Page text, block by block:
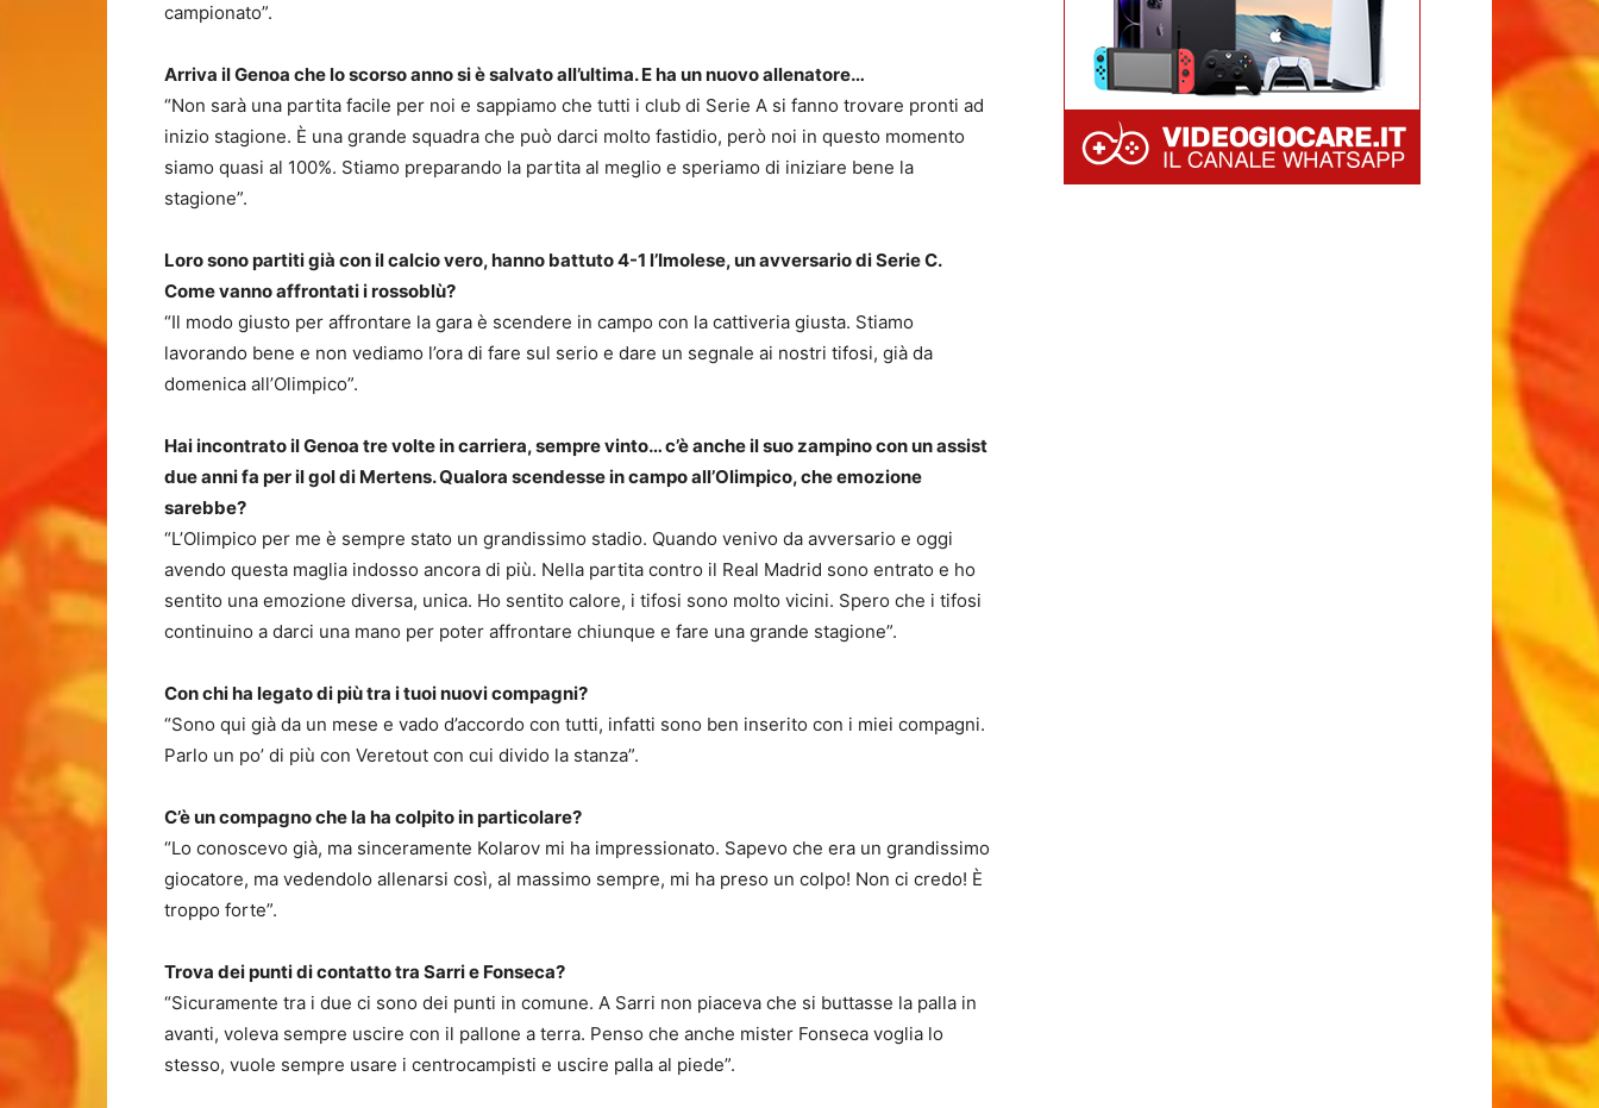
campionato”.
Arriva il Genoa che lo scorso anno si è salvato all’ultima. E ha un nuovo allenatore…
“Non sarà una partita facile per noi e sappiamo che tutti i club di Serie A si fanno trovare pronti ad
inizio stagione. È una grande squadra che può darci molto fastidio, però noi in questo momento
siamo quasi al 100%. Stiamo preparando la partita al meglio e speriamo di iniziare bene la
stagione”.
Loro sono partiti già con il calcio vero, hanno battuto 4-1 l’Imolese, un avversario di Serie C.
Come vanno affrontati i rossoblù?
“Il modo giusto per affrontare la gara è scendere in campo con la cattiveria giusta. Stiamo
lavorando bene e non vediamo l’ora di fare sul serio e dare un segnale ai nostri tifosi, già da
domenica all’Olimpico”.
Hai incontrato il Genoa tre volte in carriera, sempre vinto… c’è anche il suo zampino con un assist
due anni fa per il gol di Mertens. Qualora scendesse in campo all’Olimpico, che emozione
sarebbe?
“L’Olimpico per me è sempre stato un grandissimo stadio. Quando venivo da avversario e oggi
avendo questa maglia indosso ancora di più. Nella partita contro il Real Madrid sono entrato e ho
sentito una emozione diversa, unica. Ho sentito calore, i tifosi sono molto vicini. Spero che i tifosi
continuino a darci una mano per poter affrontare chiunque e fare una grande stagione”.
Con chi ha legato di più tra i tuoi nuovi compagni?
“Sono qui già da un mese e vado d’accordo con tutti, infatti sono ben inserito con i miei compagni.
Parlo un po’ di più con Veretout con cui divido la stanza”.
C’è un compagno che la ha colpito in particolare?
“Lo conoscevo già, ma sinceramente Kolarov mi ha impressionato. Sapevo che era un grandissimo
giocatore, ma vedendolo allenarsi così, al massimo sempre, mi ha preso un colpo! Non ci credo! È
troppo forte”.
Trova dei punti di contatto tra Sarri e Fonseca?
“Sicuramente tra i due ci sono dei punti in comune. A Sarri non piaceva che si buttasse la palla in
avanti, voleva sempre uscire con il pallone a terra. Penso che anche mister Fonseca voglia lo
stesso, vuole sempre usare i centrocampisti e uscire palla al piede”.